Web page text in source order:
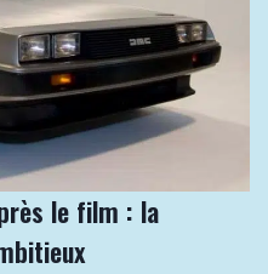
le film : la